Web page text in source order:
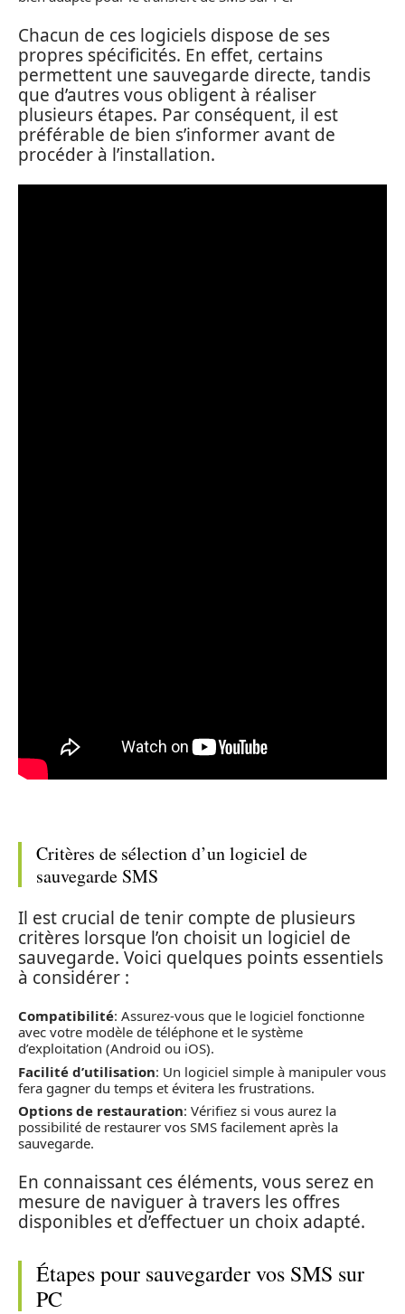
Chacun de ces logiciels dispose de ses
propres spécificités. En effet, certains
permettent une sauvegarde directe, tandis
que d’autres vous obligent à réaliser
plusieurs étapes. Par conséquent, il est
préférable de bien s’informer avant de
procéder à l’installation.
Critères de sélection d’un logiciel de
sauvegarde SMS
Il est crucial de tenir compte de plusieurs
critères lorsque l’on choisit un logiciel de
sauvegarde. Voici quelques points essentiels
à considérer :
Compatibilité: Assurez-vous que le logiciel fonctionne
avec votre modèle de téléphone et le système
d’exploitation (Android ou iOS).
Facilité d’utilisation: Un logiciel simple à manipuler vous
fera gagner du temps et évitera les frustrations.
Options de restauration: Vérifiez si vous aurez la
possibilité de restaurer vos SMS facilement après la
sauvegarde.
En connaissant ces éléments, vous serez en
mesure de naviguer à travers les offres
disponibles et d’effectuer un choix adapté.
Étapes pour sauvegarder vos SMS sur
PC